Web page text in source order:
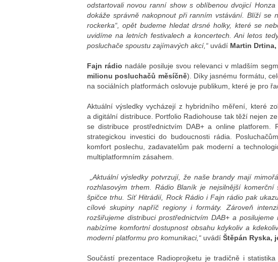
odstartovali novou ranní show s oblíbenou dvojicí
dokáže správně nakopnout při ranním vstávání. Blíží se
rockerka“, opět budeme hledat drsné holky, které se
uvidíme na letních festivalech a koncertech. Ani letos
posluchače spoustu zajímavých akcí,“ uvádí Martin
Fajn rádio nadále posiluje svou relevanci v mladším
milionu posluchačů měsíčně). Díky jasnému formátu,
na sociálních platformách oslovuje publikum, které je pro
Aktuální výsledky vycházejí z hybridního měření, které
a digitální distribuce. Portfolio Radiohouse tak těží nejen
se distribuce prostřednictvím DAB+ a online platforem.
strategickou investici do budoucnosti rádia.
komfort poslechu, zadavatelům pak moderní a
multiplatformním zásahem.
„Aktuální výsledky potvrzují, že naše brandy mají
rozhlasovým trhem. Rádio Blaník je nejsilnější
špičce trhu. Síť Hitrádií, Rock Rádio i Fajn rádio pak
cílové skupiny napříč regiony i formáty. Zároveň
rozšiřujeme distribuci prostřednictvím DAB+ a
nabízíme komfortní dostupnost obsahu kdykoliv a
moderní platformu pro komunikaci,“ uvádí Štěpán Ryska,
Součástí prezentace Radioprojketu je tradičně i